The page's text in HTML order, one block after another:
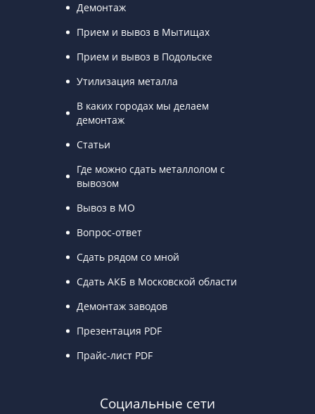
Демонтаж
Прием и вывоз в Мытищах
Прием и вывоз в Подольске
Утилизация металла
В каких городах мы делаем
демонтаж
Статьи
Где можно сдать металлолом с
вывозом
Вывоз в МО
Вопрос-ответ
Сдать рядом со мной
Сдать АКБ в Московской области
Демонтаж заводов
Презентация PDF
Прайс-лист PDF
Социальные сети